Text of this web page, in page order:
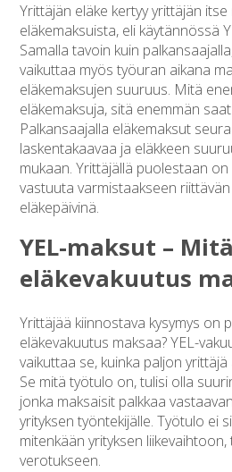
Yrittäjän eläke kertyy yrittäjän
eläkemaksuista, eli käytännössä
Samalla tavoin kuin
vaikuttaa myös työuran aikana
eläkemaksujen suuruus. Mitä
eläkemaksuja, sitä enemmän
Palkansaajalla eläkemaksut
laskentakaavaa ja eläkkeen
mukaan. Yrittäjällä puolestaan
vastuuta varmistaakseen
eläkepäivinä.
YEL-maksut –
eläkevakuutus
Yrittäjää kiinnostava kysymys on
eläkevakuutus maksaa? YEL-
vaikuttaa se, kuinka paljon
Se mitä työtulo on, tulisi olla
jonka maksaisit palkkaa
yrityksen työntekijälle. Työtulo ei
mitenkään yrityksen
verotukseen.